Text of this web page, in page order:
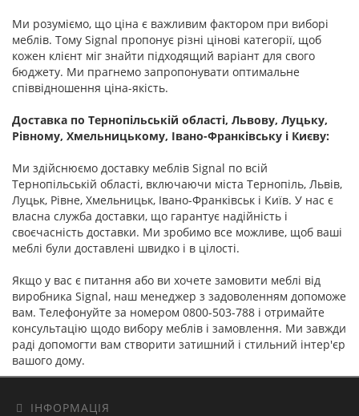
Ми розуміємо, що ціна є важливим фактором при виборі
меблів. Тому Signal пропонує різні цінові категорії, щоб
кожен клієнт міг знайти підходящий варіант для свого
бюджету. Ми прагнемо запропонувати оптимальне
співвідношення ціна-якість.
Доставка по Тернопільській області, Львову, Луцьку,
Рівному, Хмельницькому, Івано-Франківську і Києву:
Ми здійснюємо доставку меблів Signal по всій
Тернопільській області, включаючи міста Тернопіль, Львів,
Луцьк, Рівне, Хмельницьк, Івано-Франківськ і Київ. У нас є
власна служба доставки, що гарантує надійність і
своєчасність доставки. Ми зробимо все можливе, щоб ваші
меблі були доставлені швидко і в цілості.
Якщо у вас є питання або ви хочете замовити меблі від
виробника Signal, наш менеджер з задоволенням допоможе
вам. Телефонуйте за номером 0800-503-788 і отримайте
консультацію щодо вибору меблів і замовлення. Ми завжди
раді допомогти вам створити затишний і стильний інтер'єр
вашого дому.
ІНФОРМАЦІЯ